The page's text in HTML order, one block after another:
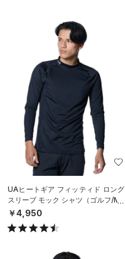
UAヒートギア フィッティド ロング
スリーブ モック シャツ（ゴルフ/ME
N）
￥4,950